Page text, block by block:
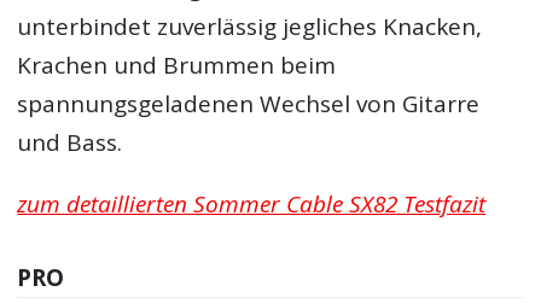
unterbindet zuverlässig jegliches Knacken,
Krachen und Brummen beim
spannungsgeladenen Wechsel von Gitarre
und Bass.
zum detaillierten Sommer Cable SX82 Testfazit
PRO